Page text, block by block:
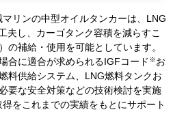
リンの中型オイルタンカーは、 LNG
夫し、カーゴタンク容積を減らすこ
の補給・使用を可能としています。
合に適合が求められるIGFコード ※お
料供給システム、 LNG燃料タンクお
要な安全対策などの技術検討を実施
得をこれまでの実績をもとにサポート